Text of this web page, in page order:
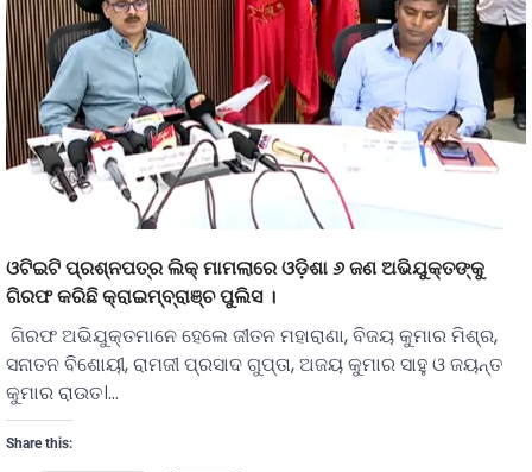
ଓଟିଇଟି ପ୍ରଶ୍ନପତ୍ର ଲିକ୍‌ ମାମଲାରେ ଓଡ଼ିଶା ୬ ଜଣ ଅଭିଯୁକ୍ତଙ୍କୁ
ଗିରଫ କରିଛି କ୍ରାଇମ୍‌ବ୍ରାଞ୍ଚ ପୁଲିସ ।
ଗିରଫ ଅଭିଯୁକ୍ତମାନେ ହେଲେ ଜୀତନ ମହାରାଣା, ବିଜୟ କୁମାର ମିଶ୍ର,
ସନାତନ ବିଶୋୟୀ, ରାମଜୀ ପ୍ରସାଦ ଗୁପ୍ତା, ଅଜୟ କୁମାର ସାହୁ ଓ ଜୟନ୍ତ
କୁମାର ରାଉତ।…
Share this: